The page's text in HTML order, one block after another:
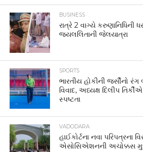
BUSINESS
રાત્રે 2 વાગ્યે કરુણાનિધિની
જયલલિતાની જેલયાત્રા
SPORTS
ભારતીય હોકીની જર્સીનો
વિવાદ, અધ્યક્ષ દિલીપ
સ્પષ્ટતા
VADODARA
હાઈકોર્ટના નવા પરિપત્રના
એસોસિએશનની અચોક્કસ